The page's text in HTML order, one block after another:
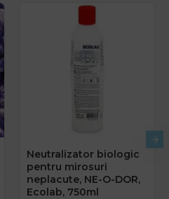
Neutralizator biologic
pentru mirosuri
neplacute, NE-O-DOR,
Ecolab, 750ml